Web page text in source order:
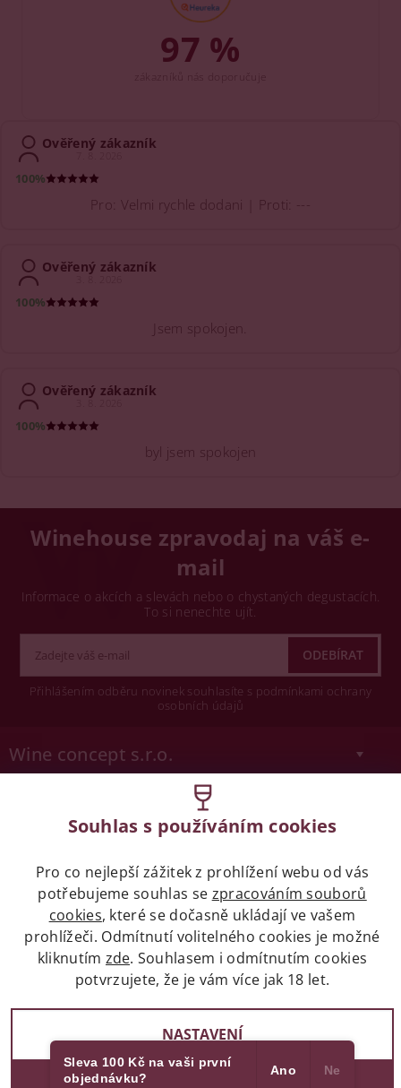
97 %
Ověřený zákazník
100%
Pro: Velmi rychle dodani | Proti: ---
Ověřený zákazník
100%
Jsem spokojen.
Ověřený zákazník
100%
byl jsem spokojen
Winehouse zpravodaj na váš e-
mail
Informace o akcích a slevách nebo o chystaných degustacích.
To si nenechte ujít.
Přihlášením odběru novinek souhlasíte s podmínkami ochrany
osobních údajů
Wine concept s.r.o.
Zákaz prodeje alkoholických nápojů osobám
mladších 18 let.
Naše služby
Vše o nákupu
2017 - 2026 © winehouse.cz, všechna práva vyhrazena
Partneři
Vytvořil Shoptet
Souhlas s používáním cookies
Pro co nejlepší zážitek z prohlížení webu od vás
potřebujeme souhlas se zpracováním souborů
cookies, které se dočasně ukládají ve vašem
prohlížeči. Odmítnutí volitelného cookies je možné
kliknutím zde. Souhlasem i odmítnutím cookies
potvrzujete, že je vám více jak 18 let.
NASTAVENÍ
Sleva 100 Kč na vaši první
objednávku?
Ano Ne